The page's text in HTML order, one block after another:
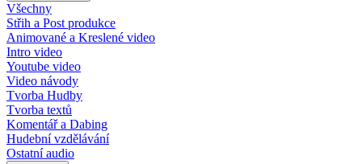
Všechny
Střih a Post produkce
Animované a Kreslené video
Intro video
Youtube video
Video návody
Tvorba Hudby
Tvorba textů
Komentář a Dabing
Hudební vzdělávání
Ostatní audio